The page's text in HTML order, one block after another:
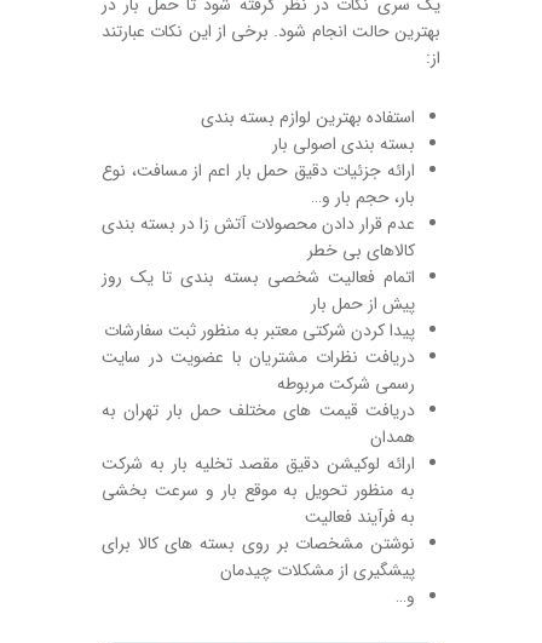
یک سری نکات در نظر گرفته شود تا حمل بار در
بهترین حالت انجام شود. برخی از این نکات عبارتند
از:
استفاده بهترین لوازم بسته بندی
بسته بندی اصولی بار
ارائه جزئیات دقیق حمل بار اعم از مسافت، نوع
بار، حجم بار و…
عدم قرار دادن محصولات آتش زا در بسته بندی
کالاهای بی خطر
اتمام فعالیت شخصی بسته بندی تا یک روز
پیش از حمل بار
پیدا کردن شرکتی معتبر به منظور ثبت سفارشات
دریافت نظرات مشتریان با عضویت در سایت
رسمی شرکت مربوطه
دریافت قیمت های مختلف حمل بار تهران به
همدان
ارائه لوکیشن دقیق مقصد تخلیه بار به شرکت
به منظور تحویل به موقع بار و سرعت بخشی
به فرآیند فعالیت
نوشتن مشخصات بر روی بسته های کالا برای
پیشگیری از مشکلات چیدمان
و…